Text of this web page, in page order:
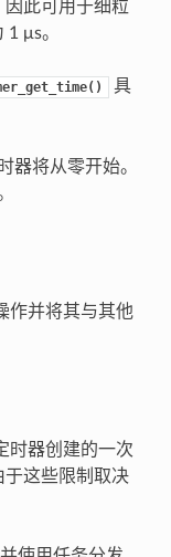
此可用于细粒
μs。
具
器将从零开始。
作并将其与其他
时器创建的一次
这些限制取决